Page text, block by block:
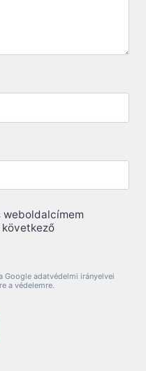
weboldalcímem
Google adatvédelmi irányelvei
a védelemre.